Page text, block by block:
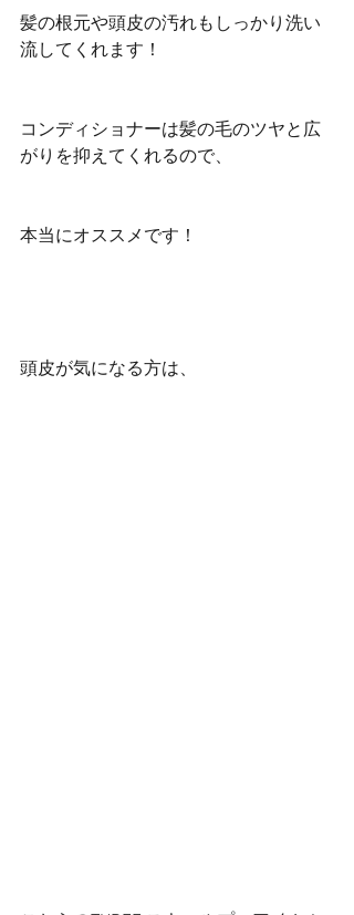
髪の根元や頭皮の汚れもしっかり洗い
流してくれます！
コンディショナーは髪の毛のツヤと広
がりを抑えてくれるので、
本当にオススメです！
頭皮が気になる方は、